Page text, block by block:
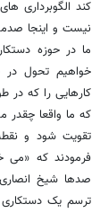
کند الگوبرداری
نیست و اینجا
ما در حوزه
خواهیم تحول
کارهایی را که در
که ما واقعا چقدر
تقویت شود و
فرمودند که «می
صدها شیخ
ترسم یک دستکاری